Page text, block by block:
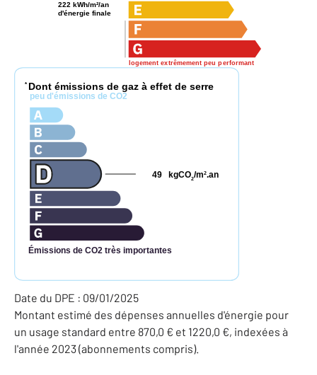
logement extrêmement peu performant
222 kWh/m²/an
d'énergie finale
* Dont émissions de gaz à effet de serre
peu d'émissions de CO2
Émissions de CO2 très importantes
kgCO2/m2.an
49
Date du DPE : 09/01/2025
Montant estimé des dépenses annuelles d'énergie pour
un usage standard entre 870,0 € et 1220,0 €, indexées à
l'année 2023 (abonnements compris).